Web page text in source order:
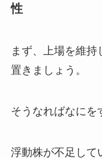
性
まず、上場を維
置きましょう。
そうなればなにを
浮動株が不足して